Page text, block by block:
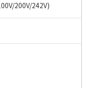
200V/242V)